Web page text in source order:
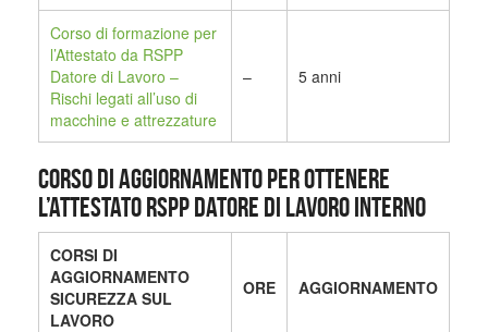
Corso di formazione per
l’Attestato da RSPP
Datore di Lavoro –
Rischi legati all’uso di
macchine e attrezzature
– 5 anni
CORSO DI AGGIORNAMENTO PER OTTENERE
L’ATTESTATO RSPP DATORE DI LAVORO INTERNO
CORSI DI
AGGIORNAMENTO
SICUREZZA SUL
LAVORO
ORE AGGIORNAMENTO